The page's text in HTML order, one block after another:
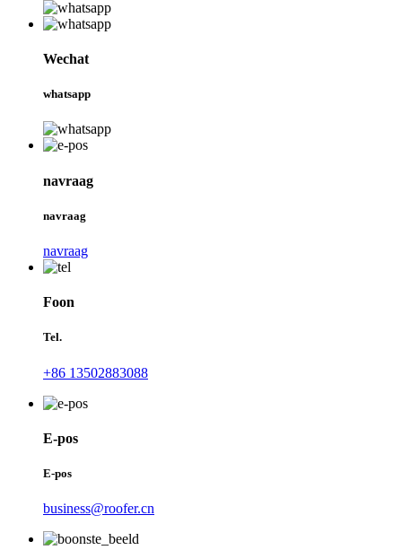
Wechat
whatsapp
navraag
navraag
navraag
Foon
Tel.
+86 13502883088
E-pos
E-pos
business@roofer.cn